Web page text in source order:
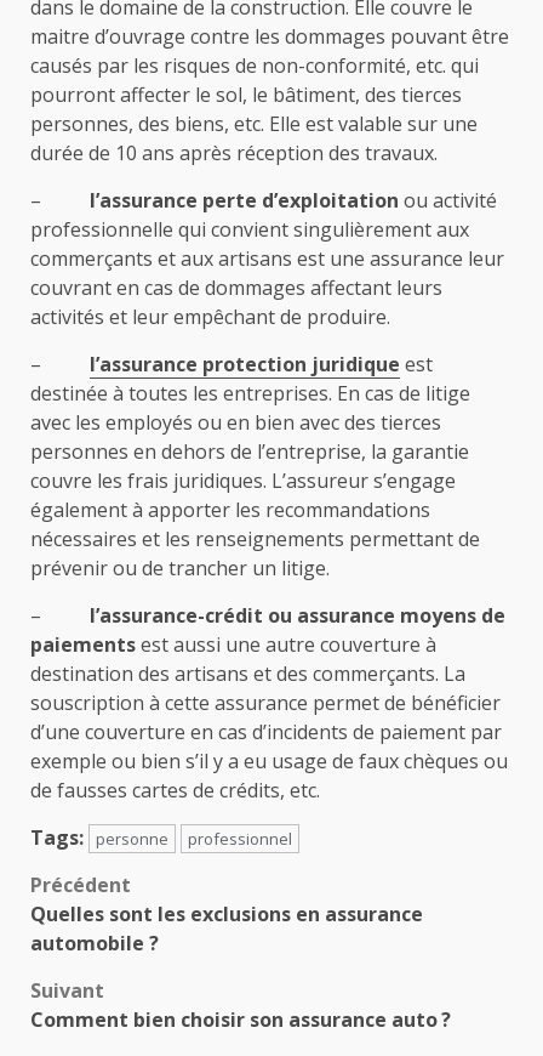
dans le domaine de la construction. Elle couvre le
maitre d’ouvrage contre les dommages pouvant être
causés par les risques de non-conformité, etc. qui
pourront affecter le sol, le bâtiment, des tierces
personnes, des biens, etc. Elle est valable sur une
durée de 10 ans après réception des travaux.
–
l’assurance perte d’exploitation ou activité
professionnelle qui convient singulièrement aux
commerçants et aux artisans est une assurance leur
couvrant en cas de dommages affectant leurs
activités et leur empêchant de produire.
–
l’assurance protection juridique est
destinée à toutes les entreprises. En cas de litige
avec les employés ou en bien avec des tierces
personnes en dehors de l’entreprise, la garantie
couvre les frais juridiques. L’assureur s’engage
également à apporter les recommandations
nécessaires et les renseignements permettant de
prévenir ou de trancher un litige.
–
l’assurance-crédit ou assurance moyens de
paiementsest aussi une autre couverture à
destination des artisans et des commerçants. La
souscription à cette assurance permet de bénéficier
d’une couverture en cas d’incidents de paiement par
exemple ou bien s’il y a eu usage de faux chèques ou
de fausses cartes de crédits, etc.
Tags:
personne professionnel
Navigation
d’article
Précédent
Quelles sont les exclusions en assurance
automobile ?
Suivant
Comment bien choisir son assurance auto ?